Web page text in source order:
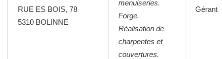
RUE ES BOIS, 78
5310 BOLINNE
menuiseries.
Forge.
Réalisation de
charpentes et
couvertures.
Gérant